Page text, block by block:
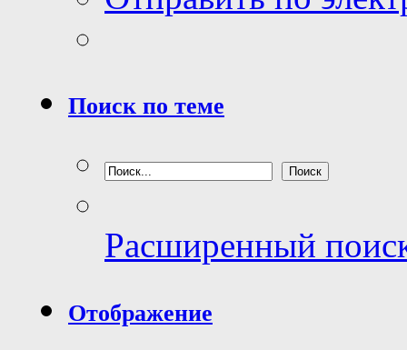
Поиск по теме
Расширенный
Отображение